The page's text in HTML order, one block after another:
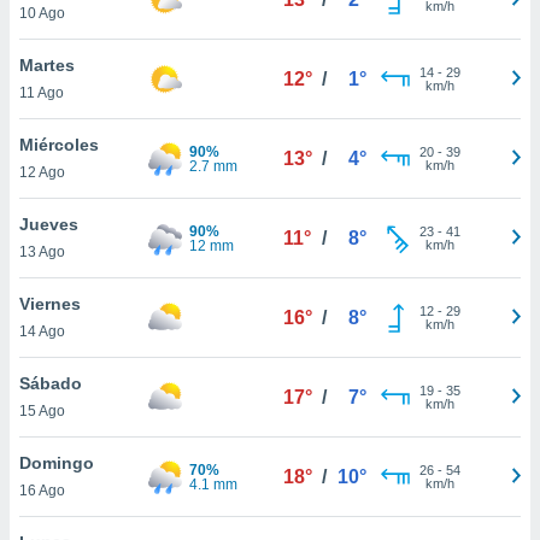
y
más
nuestra
y
de
disponible
cookies
10 Ago
km/h
Martes
11 Ago
12° / 1° 14- 29
km/h
Miércoles
12 Ago
90%
2.7 mm
13° / 4° 20- 39
km/h
Jueves
13 Ago
90%
12 mm
11° / 8° 23- 41
km/h
Viernes
14 Ago
16° / 8° 12- 29
km/h
Sábado
15 Ago
17° / 7° 19- 35
km/h
Domingo
16 Ago
70%
4.1 mm
18° / 10° 26- 54
km/h